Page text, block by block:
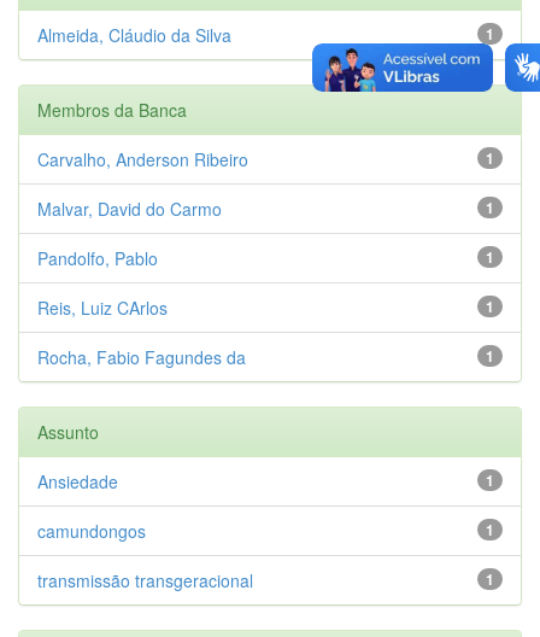
1
Almeida, Cláudio da Silva
Membros da Banca
1
Carvalho, Anderson Ribeiro
1
Malvar, David do Carmo
1
Pandolfo, Pablo
1
Reis, Luiz CArlos
1
Rocha, Fabio Fagundes da
Assunto
1
Ansiedade
1
camundongos
1
transmissão transgeracional